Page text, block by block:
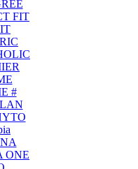
FIT
#
ONE